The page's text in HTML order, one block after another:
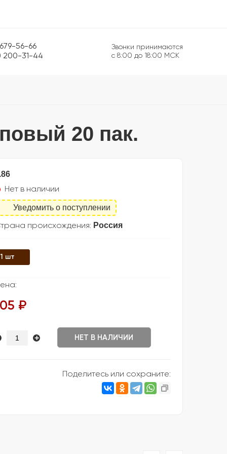
56-66
200-31-44
Звонки принимаются
с 8:00 до 18:00 МСК
20 пак.
Нет в наличии
Уведомить о поступлении
происхождения: Россия
1 шт
₽
+ НЕТ В НАЛИЧИИ
Поделитесь или сохраните: